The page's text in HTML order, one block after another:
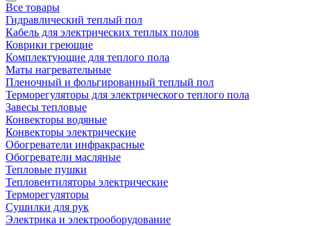
Все товары
Гидравлический теплый пол
Кабель для электрических теплых полов
Коврики греющие
Комплектующие для теплого пола
Маты нагревательные
Пленочный и фольгированный теплый пол
Терморегуляторы для электрического теплого пола
Завесы тепловые
Конвекторы водяные
Конвекторы электрические
Обогреватели инфракрасные
Обогреватели масляные
Тепловые пушки
Тепловентиляторы электрические
Терморегуляторы
Сушилки для рук
Электрика и электрооборудование